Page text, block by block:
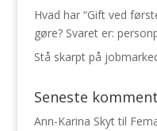
Hvad har “Gift ved
gøre? Svaret er:
Stå skarpt på
Seneste
Ann-Karina Skyttil